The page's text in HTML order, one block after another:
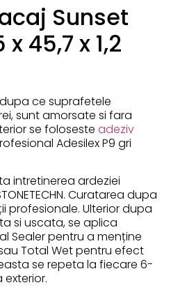
Sunset
45,7 x 1,2
ce suprafetele
sunt amorsate si fara
se foloseste adeziv
Adesilex P9 gri
intretinerea ardeziei
Curatarea dupa
profesionale. Ulterior dupa
si uscata, se aplica
Sealer pentru a menține
Total Wet pentru efect
se repeta la fiecare 6-